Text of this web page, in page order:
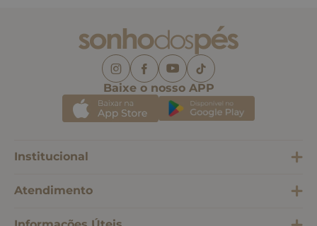
Baixe o nosso APP
Institucional
Atendimento